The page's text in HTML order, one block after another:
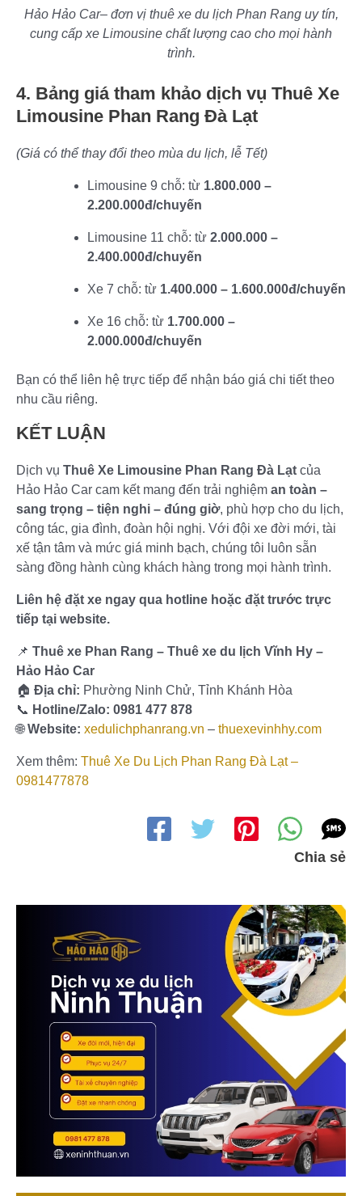
Hảo Hảo Car– đơn vị thuê xe du lịch Phan Rang uy tín,
cung cấp xe Limousine chất lượng cao cho mọi hành
trình.
4. Bảng giá tham khảo dịch vụ Thuê Xe
Limousine Phan Rang Đà Lạt
(Giá có thể thay đổi theo mùa du lịch, lễ Tết)
Limousine 9 chỗ: từ 1.800.000 –
2.200.000đ/chuyến
Limousine 11 chỗ: từ 2.000.000 –
2.400.000đ/chuyến
Xe 7 chỗ: từ 1.400.000 – 1.600.000đ/chuyến
Xe 16 chỗ: từ 1.700.000 –
2.000.000đ/chuyến
Bạn có thể liên hệ trực tiếp để nhận báo giá chi tiết theo
nhu cầu riêng.
KẾT LUẬN
Dịch vụ Thuê Xe Limousine Phan Rang Đà Lạt của
Hảo Hảo Car cam kết mang đến trải nghiệm an toàn –
sang trọng – tiện nghi – đúng giờ, phù hợp cho du lịch,
công tác, gia đình, đoàn hội nghị. Với đội xe đời mới, tài
xế tận tâm và mức giá minh bạch, chúng tôi luôn sẵn
sàng đồng hành cùng khách hàng trong mọi hành trình.
Liên hệ đặt xe ngay qua hotline hoặc đặt trước trực
tiếp tại website.
📌 Thuê xe Phan Rang – Thuê xe du lịch Vĩnh Hy –
Hảo Hảo Car
🏠 Địa chỉ: Phường Ninh Chử, Tỉnh Khánh Hòa
📞 Hotline/Zalo: 0981 477 878
🌐Website: xedulichphanrang.vn – thuexevinhhy.com
Xem thêm: Thuê Xe Du Lịch Phan Rang Đà Lạt –
0981477878
Chia sẻ